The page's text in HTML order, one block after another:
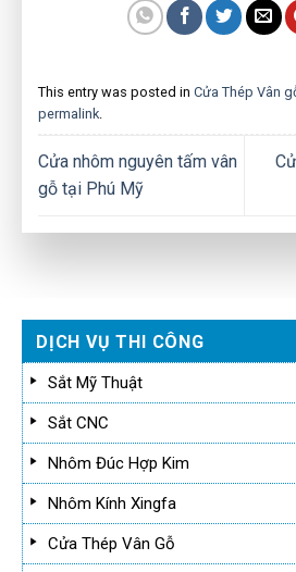
This entry was posted in Cửa Thép Vân
permalink.
Cửa nhôm nguyên tấm vân
gỗ tại Phú Mỹ
DỊCH VỤ THI CÔNG
Sắt Mỹ Thuật
Sắt CNC
Nhôm Đúc Hợp Kim
Nhôm Kính Xingfa
Cửa Thép Vân Gỗ